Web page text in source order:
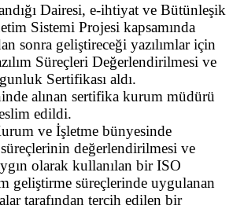
Dairesi, e-ihtiyat ve Bütünleşik
Sistemi Projesi kapsamında
sonra geliştireceği yazılımlar için
Süreçleri Değerlendirilmesi ve
Sertifikası aldı.
alınan sertifika kurum müdürü
edildi.
ve İşletme bünyesinde
değerlendirilmesi ve
olarak kullanılan bir ISO
geliştirme süreçlerinde uygulanan
tarafından tercih edilen bir